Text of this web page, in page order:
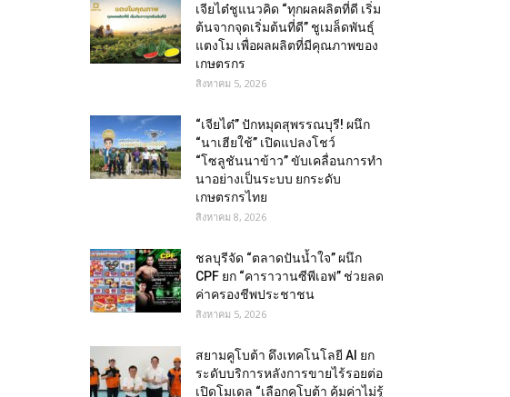
เจียไต๋ชูแนวคิด “ทุกผลผลิตที่ดี เริ่ม
ต้นจากจุดเริ่มต้นที่ดี” ชูเมล็ดพันธุ์
แตงโม เพื่อผลผลิตที่มีคุณภาพของ
เกษตรกร
สิงหาคม 5, 2026
“เจียไต๋” ปักหมุดสุพรรณบุรี! ผนึก
“นาเฮียใช้” เปิดแปลงโชว์
“โซลูชันนาข้าว” ขับเคลื่อนการทำ
นาอย่างเป็นระบบ ยกระดับ
เกษตรกรไทย
สิงหาคม 8, 2026
ชลบุรีจัด “ตลาดปันน้ำใจ” ผนึก
CPF ยก “คาราวานซีพีเอฟ” ช่วยลด
ค่าครองชีพประชาชน
สิงหาคม 5, 2026
สยามคูโบต้า ดึงเทคโนโลยี AI ยก
ระดับบริการหลังการขายไร้รอยต่อ
เปิดโมเดล “เลือกคูโบต้า คุ้มค่าไม่รู้